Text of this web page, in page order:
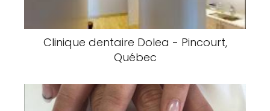
Clinique dentaire Dolea - Pincourt,
Québec